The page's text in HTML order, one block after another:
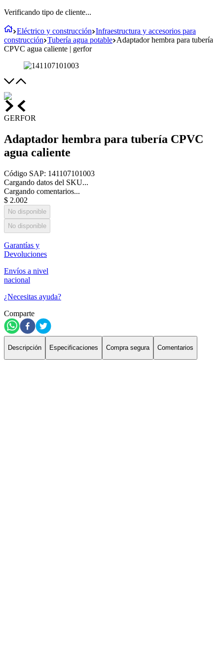
Verificando tipo de cliente...
Eléctrico y construcción Infraestructura y accesorios para
construcción Tubería agua potable Adaptador hembra para tubería
CPVC agua caliente | gerfor
GERFOR
Adaptador hembra para tubería CPVC
agua caliente
Código SAP: 141107101003
Cargando datos del SKU...
Cargando comentarios...
$ 2.002
No disponible
No disponible
Garantías y
Devoluciones
Envíos a nivel
nacional
¿Necesitas ayuda?
Comparte
Descripción Especificaciones Compra segura Comentarios